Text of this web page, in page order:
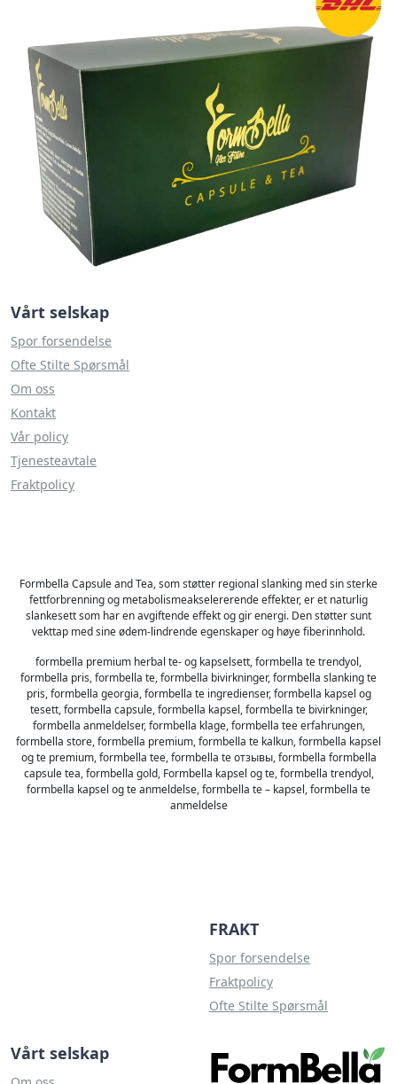
Vårt selskap
Spor forsendelse
Ofte Stilte Spørsmål
Om oss
Kontakt
Vår policy
Tjenesteavtale
Fraktpolicy
Formbella Capsule and Tea, som støtter regional slanking med sin sterke
fettforbrenning og metabolismeakselererende effekter, er et naturlig
slankesett som har en avgiftende effekt og gir energi. Den støtter sunt
vekttap med sine ødem-lindrende egenskaper og høye fiberinnhold.
formbella premium herbal te- og kapselsett, formbella te trendyol,
formbella pris, formbella te, formbella bivirkninger, formbella slanking te
pris, formbella georgia, formbella te ingredienser, formbella kapsel og
tesett, formbella capsule, formbella kapsel, formbella te bivirkninger,
formbella anmeldelser, formbella klage, formbella tee erfahrungen,
formbella store, formbella premium, formbella te kalkun, formbella kapsel
og te premium, formbella tee, formbella te отзывы, formbella formbella
capsule tea, formbella gold, Formbella kapsel og te, formbella trendyol,
formbella kapsel og te anmeldelse, formbella te – kapsel, formbella te
anmeldelse
FRAKT
Spor forsendelse
Fraktpolicy
Ofte Stilte Spørsmål
Vårt selskap